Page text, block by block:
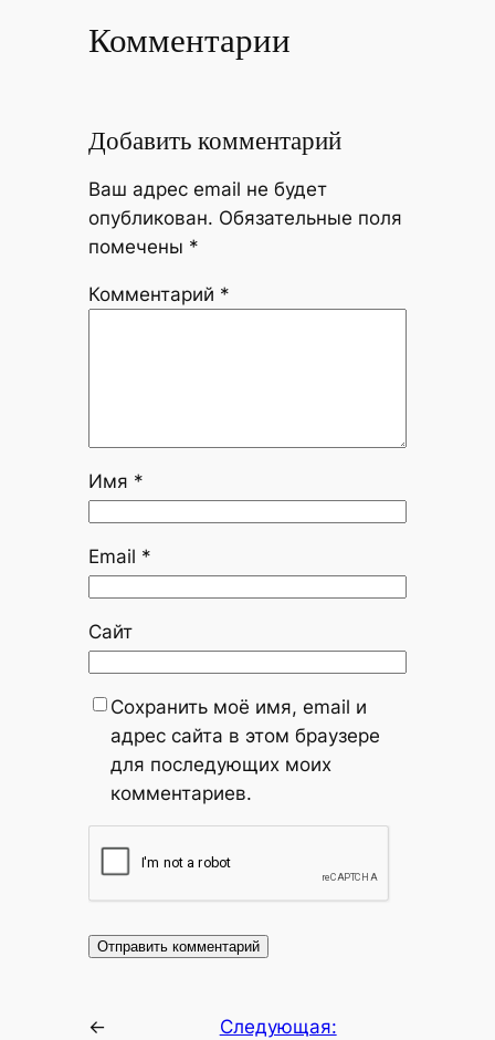
Комментарии
Добавить комментарий
Ваш адрес email не будет
опубликован. Обязательные поля
помечены *
Комментарий *
Имя *
Email *
Сайт
Сохранить моё имя, email и
адрес сайта в этом браузере
для последующих моих
комментариев.
← Следующая: